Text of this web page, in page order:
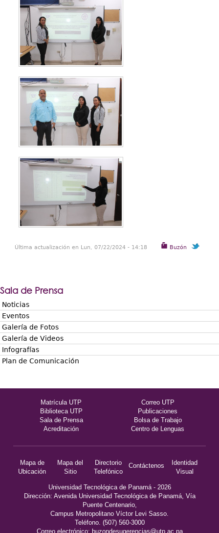
Buzón
Última actualización en Lun, 07/22/2024 - 14:18
Sala de Prensa
Noticias
Eventos
Galería de Fotos
Galería de Videos
Infografías
Plan de Comunicación
Matrícula UTP
Correo UTP
Biblioteca UTP
Publicaciones
Sala de Prensa
Bolsa de Trabajo
Acreditación
Centro de Lenguas
Mapa de
Ubicación
Mapa del
Sitio
Directorio
Telefónico
Contáctenos
Identidad
Visual
Universidad Tecnológica de Panamá - 2026
Dirección: Avenida Universidad Tecnológica de Panamá, Vía
Puente Centenario,
Campus Metropolitano Víctor Levi Sasso.
Teléfono. (507) 560-3000
Correo electrónico: buzondesugerencias@utp.ac.pa